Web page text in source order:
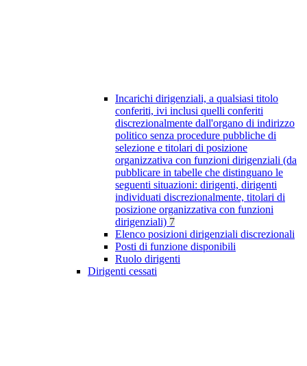
Incarichi dirigenziali, a qualsiasi titolo
conferiti, ivi inclusi quelli conferiti
discrezionalmente dall'organo di indirizzo
politico senza procedure pubbliche di
selezione e titolari di posizione
organizzativa con funzioni dirigenziali (da
pubblicare in tabelle che distinguano le
seguenti situazioni: dirigenti, dirigenti
individuati discrezionalmente, titolari di
posizione organizzativa con funzioni
dirigenziali) 7
Elenco posizioni dirigenziali discrezionali
Posti di funzione disponibili
Ruolo dirigenti
Dirigenti cessati